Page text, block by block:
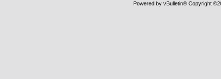
Powered by vBulletin® Copyright